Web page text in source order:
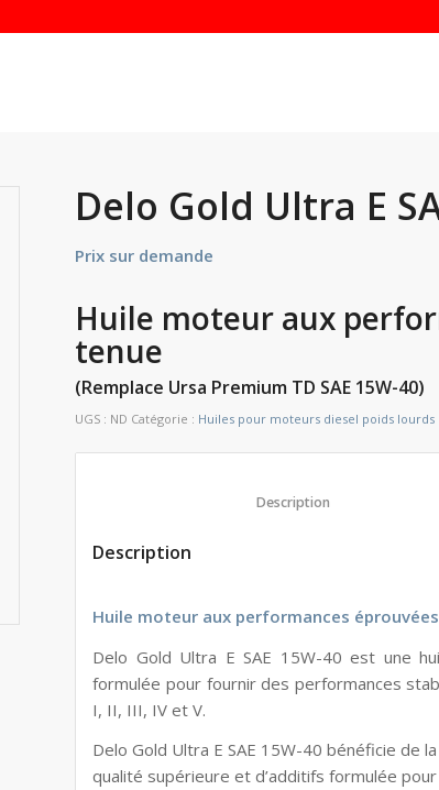
Delo Gold Ultra E
Prix sur demande
Huile moteur aux
tenue
(Remplace Ursa Premium TD SAE 15W-40)
UGS : ND Catégorie : Huiles pour moteurs diesel poids lourds
Description
Huile moteur aux performances
Delo Gold Ultra E SAE 15W-40 est une
formulée pour fournir des performances
I, II, III, IV et V.
Delo Gold Ultra E SAE 15W-40 bénéficie de
qualité supérieure et d’additifs formulée